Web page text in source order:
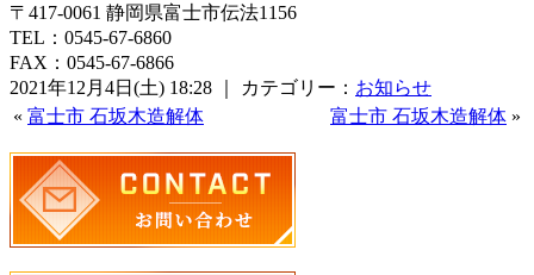
〒417-0061 静岡県富士市伝法1156
TEL：0545-67-6860
FAX：0545-67-6866
2021年12月4日(土) 18:28 ｜ カテゴリー： お知らせ
« 富士市 石坂木造解体 富士市 石坂木造解体 »